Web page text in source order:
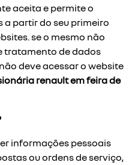
aceita e permite o
a partir do seu primeiro
se o mesmo não
tratamento de dados
deve acessar o website
renault em feira de
informações pessoais
ou ordens de serviço,